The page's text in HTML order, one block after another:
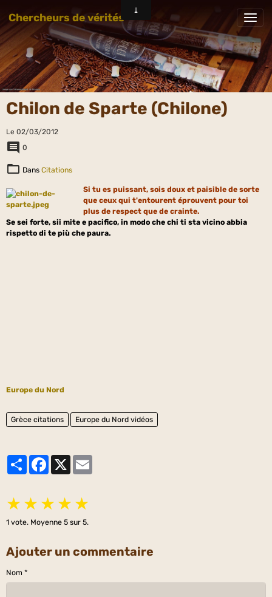
Chercheurs de vérités
Chilon de Sparte (Chilone)
Le 02/03/2012
0
Dans Citations
Si tu es puissant, sois doux et paisible de sorte
que ceux qui t'entourent éprouvent pour toi
plus de respect que de crainte.
Se sei forte, sii mite e pacifico, in modo che chi ti sta vicino abbia
rispetto di te più che paura.
Europe du Nord
Grèce citations Europe du Nord vidéos
PartagerFacebook
★ ★ ★ ★ ★
1 vote. Moyenne 5 sur 5.
Ajouter un commentaire
Nom